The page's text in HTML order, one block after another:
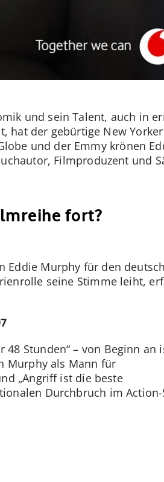
und sein Talent, auch in
hat der gebürtige New Yorker
und der Emmy krönen
Filmproduzent und
fort?
Eddie Murphy für den
seine Stimme leiht,
Stunden“ – von Beginn an
Murphy als Mann für
„Angriff ist die beste
Durchbruch im Action-